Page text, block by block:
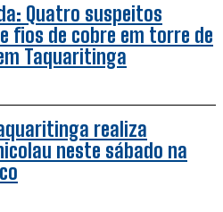
Quatro suspeitos
fios de cobre em torre de
Taquaritinga
realiza
neste sábado na